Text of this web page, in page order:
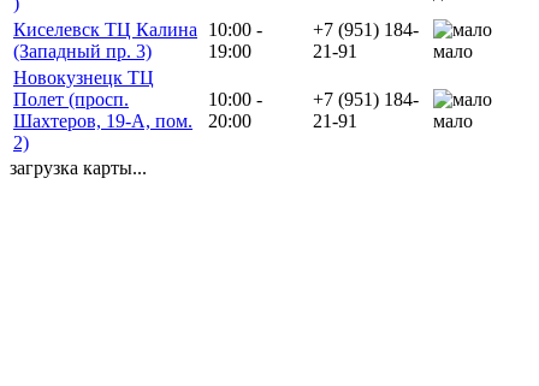
Киселевск ТЦ Калина
(Западный пр. 3)
10:00 -
19:00
+7 (951) 184-
21-91
мало
Новокузнецк ТЦ
Полет (просп.
Шахтеров, 19-А, пом.
2)
10:00 -
20:00
+7 (951) 184-
21-91
мало
загрузка карты...